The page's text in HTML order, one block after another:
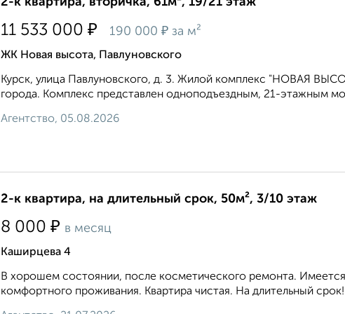
11 533 000 ₽ 190 000 ₽ за м²
ЖК Новая высота, Павлуновского
Курск, улица Павлуновского, д. 3. Жилой комплекс "НОВАЯ
города. Комплекс представлен одноподъездным, 21-этажным
Агентство, 05.08.2026
2-к квартира, на длительный срок, 50м², 3/10 этаж
8 000 ₽ в месяц
Каширцева 4
В хорошем состоянии, после косметического ремонта.
комфортного проживания. Квартира чистая. На длительный